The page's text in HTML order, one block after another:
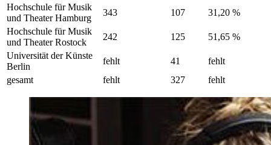
Hochschule für Musik
und Theater Hamburg
343 107
31,20 %
Hochschule für Musik
und Theater Rostock
242 125
51,65 %
Universität der Künste
Berlin
fehlt 41
fehlt
gesamt
fehlt 327 fehlt